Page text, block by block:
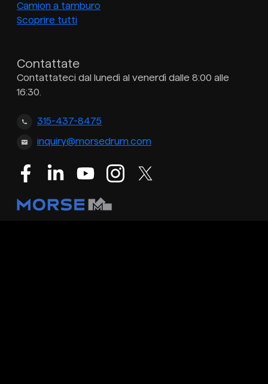
Camion a tamburo
Scoprire tutti
Contattate
Contattateci dal lunedì al venerdì dalle 8:00 alle
16:30.
315-437-8475
inquiry@morsedrum.com